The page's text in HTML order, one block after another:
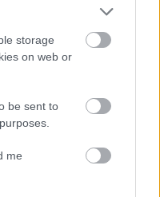
storage
on web or
be sent to
me
somlói
Miért gondoljuk,
rosszabb lenne?
a magyar
az, hogy túl sok
még másik harminc